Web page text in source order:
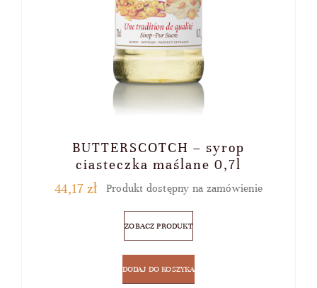
BUTTERSCOTCH – syrop
ciasteczka maślane 0,7l
44,17 zł Produkt dostępny na zamówienie
ZOBACZ PRODUKT
DODAJ DO KOSZYKA